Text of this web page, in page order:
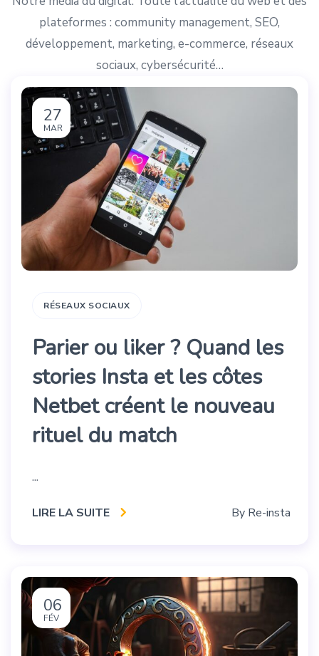
plateformes : community management, SEO,
développement, marketing, e-commerce, réseaux
sociaux, cybersécurité…
27
MAR
RÉSEAUX SOCIAUX
Parier ou liker ? Quand les
stories Insta et les côtes
Netbet créent le nouveau
rituel du match
...
LIRE LA SUITE By Re-insta
06
FÉV